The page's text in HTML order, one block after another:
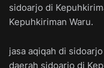
sidoarjo di
Kepuhkiriman Waru.
jasa aqiqah di
daerah sidoarjo di